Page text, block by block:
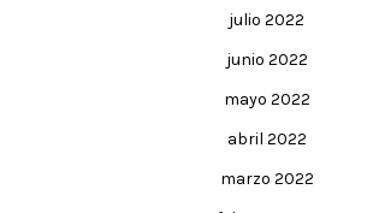
julio 2022
junio 2022
mayo 2022
abril 2022
marzo 2022